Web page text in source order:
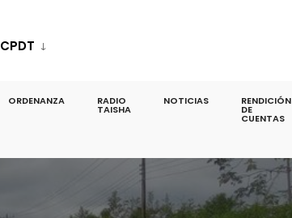
ORDENANZA RADIO
TAISHA
NOTICIAS RENDICIÓN
DE
CUENTAS